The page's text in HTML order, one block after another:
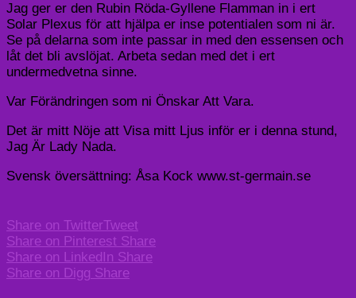
Jag ger er den Rubin Röda-Gyllene Flamman in i ert
Solar Plexus för att hjälpa er inse potentialen som ni är.
Se på delarna som inte passar in med den essensen och
låt det bli avslöjat. Arbeta sedan med det i ert
undermedvetna sinne.
Var Förändringen som ni Önskar Att Vara.
Det är mitt Nöje att Visa mitt Ljus inför er i denna stund,
Jag Är Lady Nada.
Svensk översättning: Åsa Kock www.st-germain.se
Share on TwitterTweet
Share on Pinterest Share
Share on LinkedIn Share
Share on Digg Share